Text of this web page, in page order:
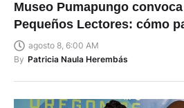
Museo Pumapungo
Pequeños Lectores: cómo
agosto 8, 6:00 AM
By Patricia Naula Herembás